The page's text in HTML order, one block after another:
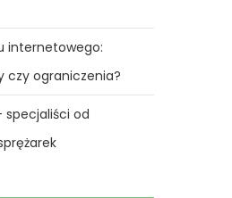
internetowego:
czy ograniczenia?
specjaliści od